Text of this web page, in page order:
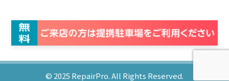
© 2025 RepairPro.All Rights Reserved.